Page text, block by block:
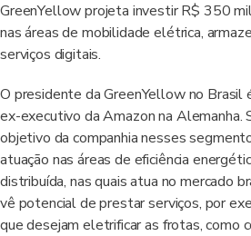
GreenYellow projeta investir R$ 350
nas áreas de mobilidade elétrica,
serviços digitais.
O presidente da GreenYellow no Brasil
ex-executivo da Amazon na Alemanha.
objetivo da companhia nesses
atuação nas áreas de eficiência
distribuída, nas quais atua no mercado
vê potencial de prestar serviços, por
que desejam eletrificar as frotas, como